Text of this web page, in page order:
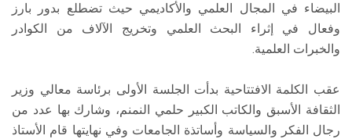
البيضاء في المجال العلمي والأكاديمي حيث تضطلع بدور بارز
وفعال في إثراء البحث العلمي وتخريج الآلاف من الكوادر
والخبرات العلمية.
عقب الكلمة الافتتاحية بدأت الجلسة الأولى برئاسة معالي وزير
الثقافة الأسبق والكاتب الكبير حلمي النمنم، وشارك بها عدد من
رجال الفكر والسياسة وأساتذة الجامعات وفي نهايتها قام الأستاذ